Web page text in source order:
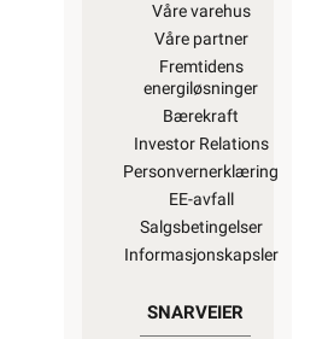
Våre varehus
Våre partner
Fremtidens
energiløsninger
Bærekraft
Investor Relations
Personvernerklæring
EE-avfall
Salgsbetingelser
Informasjonskapsler
SNARVEIER